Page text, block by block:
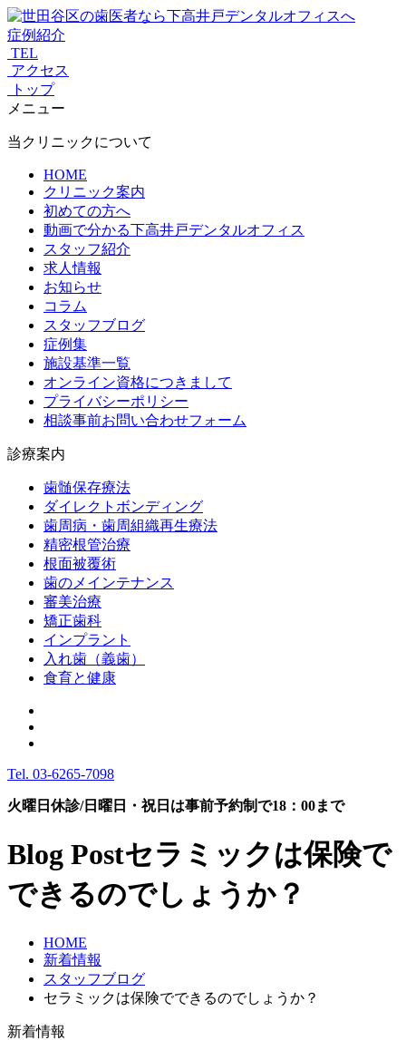
症例紹介
TEL
アクセス
トップ
メニュー
当クリニックについて
HOME
クリニック案内
初めての方へ
動画で分かる下高井戸デンタルオフィス
スタッフ紹介
求人情報
お知らせ
コラム
スタッフブログ
症例集
施設基準一覧
オンライン資格につきまして
プライバシーポリシー
相談事前お問い合わせフォーム
診療案内
歯髄保存療法
ダイレクトボンディング
歯周病・歯周組織再生療法
精密根管治療
根面被覆術
歯のメインテナンス
審美治療
矯正歯科
インプラント
入れ歯（義歯）
食育と健康
Tel. 03-6265-7098
火曜日休診/日曜日・祝日は事前予約制で18：00まで
Blog Postセラミックは保険で
できるのでしょうか？
HOME
新着情報
スタッフブログ
セラミックは保険でできるのでしょうか？
新着情報